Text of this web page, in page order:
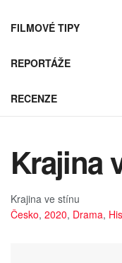
FILMOVÉ TIPY
REPORTÁŽE
RECENZE
Krajina
Krajina ve stínu
Česko, 2020, Drama,